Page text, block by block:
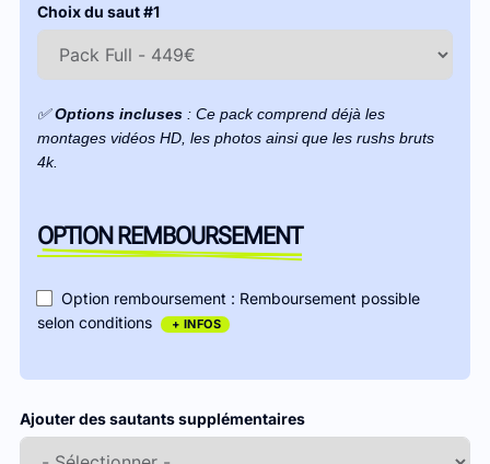
Choix du saut #1
✅Options incluses: Ce pack comprend déjà les
montages vidéos HD, les photos ainsi que les rushs bruts
4k.
OPTION REMBOURSEMENT
Option remboursement : Remboursement possible
selon conditions
+ INFOS
Ajouter des sautants supplémentaires